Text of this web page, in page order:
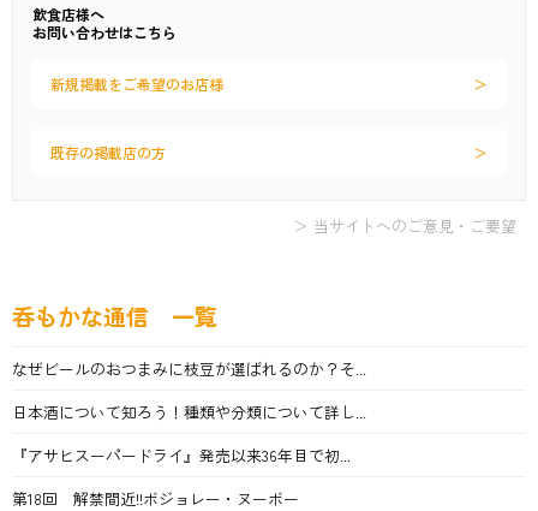
飲食店様へ
お問い合わせはこちら
新規掲載をご希望のお店様
既存の掲載店の方
＞ 当サイトへのご意見・ご要望
呑もかな通信 一覧
なぜビールのおつまみに枝豆が選ばれるのか？そ...
日本酒について知ろう！種類や分類について詳し...
『アサヒスーパードライ』発売以来36年目で初...
第18回 解禁間近!!ボジョレー・ヌーボー